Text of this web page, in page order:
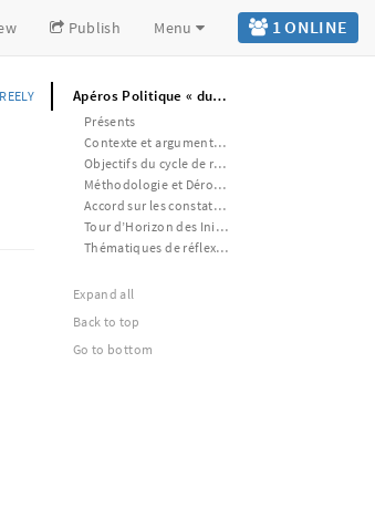
1 ONLINE
Publish Menu
Apéros Politique « du 97 » : Economie et emploi 14 novembre 2024
Présents
Contexte et argumentaire
Objectifs du cycle de rencontres
Méthodologie et Déroulement
Accord sur les constats partagés
Tour d’Horizon des Initiatives Existantes, des Lois Nationales et des Ressources pour aller plus loin
Thématiques de réflexion et d’échange
Expand all
Back to top
Go to bottom